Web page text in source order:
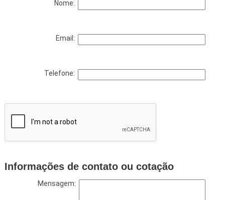
Nome:
Email:
Telefone:
Informações de contato ou cotação
Mensagem: